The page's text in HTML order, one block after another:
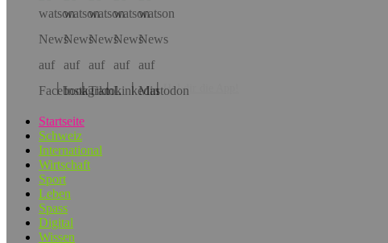
Hol dir die App!
Startseite
Schweiz
International
Wirtschaft
Sport
Leben
Spass
Digital
Wissen